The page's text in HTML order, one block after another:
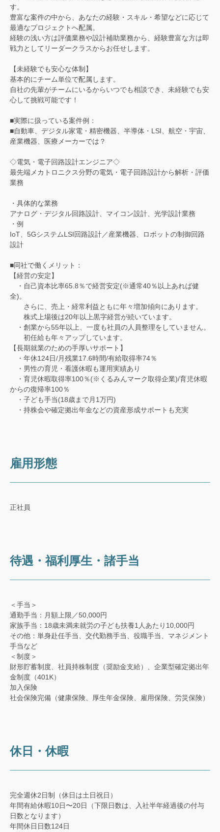
す。
豊富な案件の中から、あなたの経験・スキル・希望などに応じて
最適なプロジェクトへ配属。
経験の浅い方は評価業務や設計補助業務から、経験豊富な方は即
戦力としてリーダークラスからお任せします。
【未経験でも安心な体制】
基本的にチーム単位で配属します。
自社の先輩がチームにいるからいつでも相談でき、未経験でも安
心して挑戦可能です！
■実際に扱っている案件例：
■自動車、デジタル家電・精密機器、半導体・LSI、航空・宇宙、
産業機器、医療メーカーでは？
◇電気・電子回路設計エンジニア◇
最先端メカトロニクス分野の電気・電子回路設計から解析・評価
業務
・具体的な業務
アナログ・デジタル回路設計、マイコン設計、光学設計業務
・例
IoT、5GシステムLSI回路設計／産業機器、ロボットの制御回路
設計
■同社で働くメリット：
【経営の安定】
・自己資本比率65.8％で経営安定(※通常40％以上あれば健
全)。
さらに、売上・経常利益ともに年々増加傾向にあります。
株式上場後は20年以上黒字経営が続いています。
・創業から55年以上、一度も社員の人員整理をしていません。
初任給も年々アップしています。
【長期就業のための手厚いサポート】
・年休124日/月残業17.6時間/有給取得率74％
・男性の育児・看護休暇も運用実績あり
・育児休暇取得率100％(※くるみんマーク取得企業)/育児休暇
からの復帰率100％
・子ども手当(18歳まで月1万円)
・持株会や確定拠出年金などの資産形成サポートも充実
雇用形態
正社員
待遇・福利厚生・諸手当
＜手当＞
通勤手当：月額上限／50,000円
家族手当：18歳未満未就労の子ども扶養1人あたり10,000円
その他：単身赴任手当、交代勤務手当、役職手当、マネジメント
手当など
＜制度＞
財形貯蓄制度、社員持株制度（奨励金支給）、企業型確定拠出年
金制度（401K）
加入保険
社会保険完備（健康保険、厚生年金保険、雇用保険、労災保険）
休日・休暇
完全週休2日制（休日は土日祝日）
年間有給休暇10日〜20日（下限日数は、入社半年経過後の付与
日数となります）
年間休日日数124日